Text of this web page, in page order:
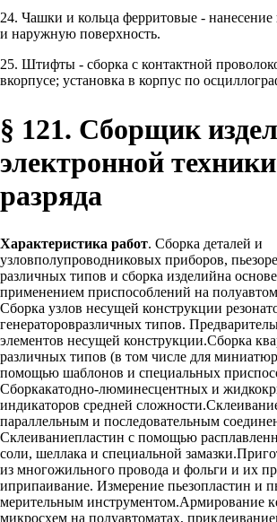
24. Чашки и кольца ферритовые -
и наружную поверхность.
25. Штифты - сборка с контактной
вкорпусе; установка в корпус по
§ 121. Сборщик
электронной
разряда
Характеристика работ. Сборка деталей и
узловполупроводниковых приборов,
различных типов и сборка изделийна
применением приспособлений на
Сборка узлов несущей конструкции
генераторовразличных типов.
элементов несущей конструкции.Сборка
различных типов (в том числе для
помощью шаблонов и специальных
Сборкакатодно-люминесцентных и
индикаторов средней
параллельным и последовательным
Склеиваниепластин с помощью
соли, шеллака и специальной
из многожильного провода и фольги и их
иприпаивание. Измерение пьезопластин и
мерительным инструментом.Армирование
микросхем на полуавтоматах,